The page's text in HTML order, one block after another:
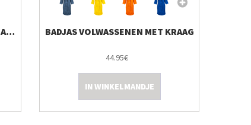
BADJAS DELUXE VELOURS MET CAPUCHON BADJAS VOLWASSENEN MET KRAAG
44.95€
IN WINKELMANDJE